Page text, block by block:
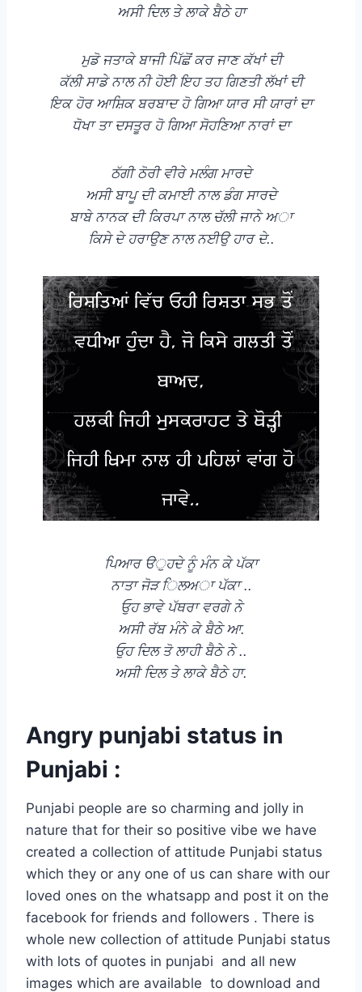
ਅਸੀ ਦਿਲ ਤੇ ਲਾਕੇ ਬੈਠੇ ਹਾ
ਮੁਡੋ ਜਤਾਕੇ ਬਾਜੀ ਪਿੱਛੋਂ ਕਰ ਜਾਣ ਕੱਖਾਂ ਦੀ
ਕੱਲੀ ਸਾਡੇ ਨਾਲ ਨੀ ਹੋਈ ਇਹ ਤਹ ਗਿਣਤੀ ਲੱਖਾਂ ਦੀ
ਇਕ ਹੋਰ ਆਸ਼ਿਕ ਬਰਬਾਦ ਹੋ ਗਿਆ ਯਾਰ ਸੀ ਯਾਰਾਂ ਦਾ
ਧੋਖਾ ਤਾ ਦਸਤੂਰ ਹੋ ਗਿਆ ਸੋਹਣਿਆ ਨਾਰਾਂ ਦਾ
ਠੱਗੀ ਠੋਰੀ ਵੀਰੇ ਮਲੰਗ ਮਾਰਦੇ
ਅਸੀ ਬਾਪੂ ਦੀ ਕਮਾਈ ਨਾਲ ਡੰਗ ਸਾਰਦੇ
ਬਾਬੇ ਨਾਨਕ ਦੀ ਕਿਰਪਾ ਨਾਲ ਚੱਲੀ ਜਾਨੇ ਅਾ
ਕਿਸੇ ਦੇ ਹਰਾਉਣ ਨਾਲ ਨਈਉ ਹਾਰ ਦੇ..
ਪਿਆਰ ੳੁਹਦੇ ਨੂੰ ਮੰਨ ਕੇ ਪੱਕਾ
ਨਾਤਾ ਜੋੜ ਿਲਅਾ ਪੱਕਾ ..
ਓੁਹ ਭਾਵੇ ਪੱਥਰਾ ਵਰਗੇ ਨੇ
ਅਸੀ ਰੱਬ ਮੰਨੇ ਕੇ ਬੈਠੇ ਆ.
ਓੁਹ ਦਿਲ ਤੋ ਲਾਹੀ ਬੈਠੇ ਨੇ ..
ਅਸੀ ਦਿਲ ਤੇ ਲਾਕੇ ਬੈਠੇ ਹਾ.
Angry punjabi status in
Punjabi :
Punjabi people are so charming and jolly in
nature that for their so positive vibe we have
created a collection of attitude Punjabi status
which they or any one of us can share with our
loved ones on the whatsapp and post it on the
facebook for friends and followers . There is
whole new collection of attitude Punjabi status
with lots of quotes in punjabi and all new
images which are available to download and